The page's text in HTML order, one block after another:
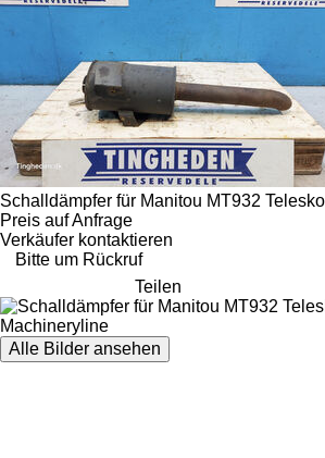
Schalldämpfer für Manitou MT932
Preis auf Anfrage
Verkäufer kontaktieren
Bitte um Rückruf
Teilen
Alle Bilder ansehen